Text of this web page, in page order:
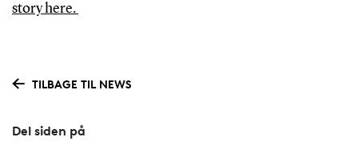
story here.
TILBAGE TIL NEWS
Del siden på